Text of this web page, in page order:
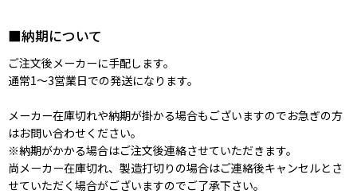
■納期について
ご注文後メーカーに手配します。
通常1〜3営業日での発送になります。
メーカー在庫切れや納期が掛かる場合もございますのでお急ぎの方
はお問い合わせください。
※納期がかかる場合はご注文後連絡させていただきます。
尚メーカー在庫切れ、製造打切りの場合はご連絡後キャンセルとさ
せていただく場合がございますのでご了承下さい。